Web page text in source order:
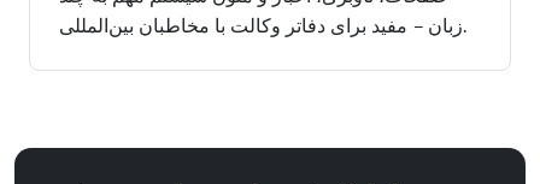
زبان – مفید برای دفاتر وکالت با مخاطبان بین‌المللی.